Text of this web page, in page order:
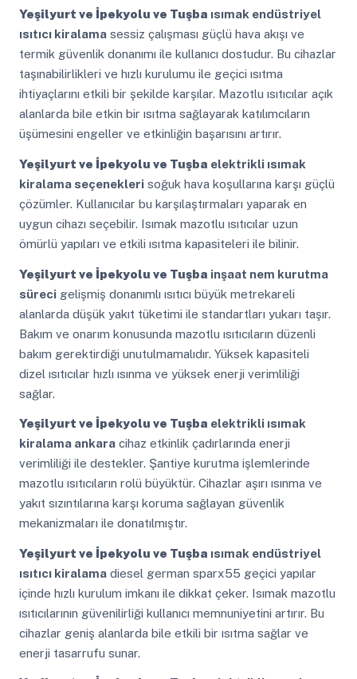
Yeşilyurt ve İpekyolu ve Tuşba ısımak endüstriyel
ısıtıcı kiralamasessiz çalışması güçlü hava akışı ve
termik güvenlik donanımı ile kullanıcı dostudur. Bu cihazlar
taşınabilirlikleri ve hızlı kurulumu ile geçici ısıtma
ihtiyaçlarını etkili bir şekilde karşılar. Mazotlu ısıtıcılar açık
alanlarda bile etkin bir ısıtma sağlayarak katılımcıların
üşümesini engeller ve etkinliğin başarısını artırır.
Yeşilyurt ve İpekyolu ve Tuşba elektrikli ısımak
kiralama seçeneklerisoğuk hava koşullarına karşı güçlü
çözümler. Kullanıcılar bu karşılaştırmaları yaparak en
uygun cihazı seçebilir. Isımak mazotlu ısıtıcılar uzun
ömürlü yapıları ve etkili ısıtma kapasiteleri ile bilinir.
Yeşilyurt ve İpekyolu ve Tuşba inşaat nem kurutma
sürecigelişmiş donanımlı ısıtıcı büyük metrekareli
alanlarda düşük yakıt tüketimi ile standartları yukarı taşır.
Bakım ve onarım konusunda mazotlu ısıtıcıların düzenli
bakım gerektirdiği unutulmamalıdır. Yüksek kapasiteli
dizel ısıtıcılar hızlı ısınma ve yüksek enerji verimliliği
sağlar.
Yeşilyurt ve İpekyolu ve Tuşba elektrikli ısımak
kiralama ankaracihaz etkinlik çadırlarında enerji
verimliliği ile destekler. Şantiye kurutma işlemlerinde
mazotlu ısıtıcıların rolü büyüktür. Cihazlar aşırı ısınma ve
yakıt sızıntılarına karşı koruma sağlayan güvenlik
mekanizmaları ile donatılmıştır.
Yeşilyurt ve İpekyolu ve Tuşba ısımak endüstriyel
ısıtıcı kiralamadiesel german sparx55 geçici yapılar
içinde hızlı kurulum imkanı ile dikkat çeker. Isımak mazotlu
ısıtıcılarının güvenilirliği kullanıcı memnuniyetini artırır. Bu
cihazlar geniş alanlarda bile etkili bir ısıtma sağlar ve
enerji tasarrufu sunar.